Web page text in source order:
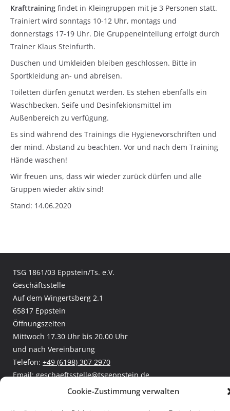
Cookie-Zustimmung verwalten
Krafttraining findet in Kleingruppen mit je 3 Personen statt.
Trainiert wird sonntags 10-12 Uhr, montags und
donnerstags 17-19 Uhr. Die Gruppeneinteilung erfolgt durch
Trainer Klaus Steinfurth.
Duschen und Umkleiden bleiben geschlossen. Bitte in
Sportkleidung an- und abreisen.
Toiletten dürfen genutzt werden. Es stehen ebenfalls ein
Waschbecken, Seife und Desinfekionsmittel im
Außenbereich zu verfügung.
Es sind während des Trainings die Hygienevorschriften und
der mind. Abstand zu beachten. Vor und nach dem Training
Hände waschen!
Wir freuen uns, dass wir wieder zurück dürfen und alle
Gruppen wieder aktiv sind!
Stand: 14.06.2020
TSG 1861/03 Eppstein/Ts. e.V.
Geschäftsstelle
Auf dem Wingertsberg 2.1
65817 Eppstein
Öffnungszeiten
Mittwoch 17.30 Uhr bis 20.00 Uhr
und nach Vereinbarung
Telefon: +49 (6198) 307 2970
Email:geschaeftsstelle@tsgeppstein.de
TSG Eppstein